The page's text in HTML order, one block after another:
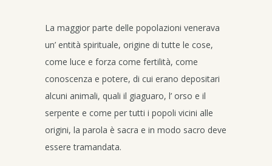
La maggior parte delle popolazioni venerava
un’ entità spirituale, origine di tutte le cose,
come luce e forza come fertilità, come
conoscenza e potere, di cui erano depositari
alcuni animali, quali il giaguaro, l’ orso e il
serpente e come per tutti i popoli vicini alle
origini, la parola è sacra e in modo sacro deve
essere tramandata.